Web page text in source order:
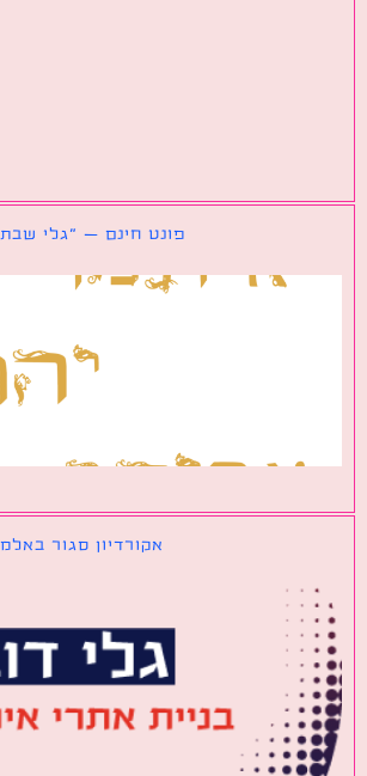
פונט חינם – ״גלי שבת שלום״
אקורדיון סגור באלמנטור